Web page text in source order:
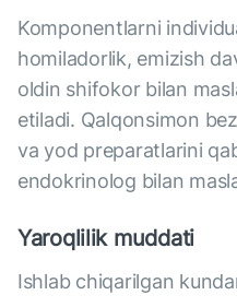
Komponentlarni
homiladorlik, emizish
oldin shifokor bilan
etiladi. Qalqonsimon
va yod preparatlarini
endokrinolog bilan
Yaroqlilik muddati
Ishlab chiqarilgan